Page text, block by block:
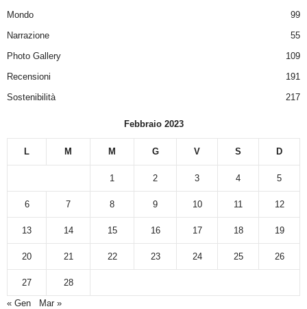
Mondo
99
Narrazione
55
Photo Gallery
109
Recensioni
191
Sostenibilità
217
Febbraio 2023
L M M G V S D
1 2 3 4 5
6 7 8 9 10 11 12
13 14 15 16 17 18 19
20 21 22 23 24 25 26
27
28
« Gen
Mar »